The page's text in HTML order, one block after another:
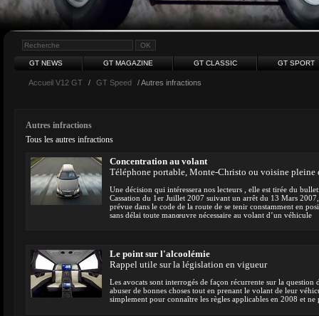
GT NEWS GT MAGAZINE GT CLASSIC GT SPORT
Accueil V12 GT / GT Speed / Autres infractions
Autres infractions
Tous les autres infractions
Concentration au volant
Téléphone portable, Monte-Christo ou voisine pleine
Une décision qui intéressera nos lecteurs , elle est tirée du
Cassation du 1er Juillet 2007 suivant un arrêt du 13 Mars
prévue dans le code de la route de se tenir constamment en
sans délai toute manœuvre nécessaire au volant d’un véhicule
Le point sur l'alcoolémie
Rappel utile sur la législation en vigueur
Les avocats sont interrogés de façon récurrente sur la
abuser de bonnes choses tout en prenant le volant de leur
simplement pour connaître les règles applicables en 2008 et